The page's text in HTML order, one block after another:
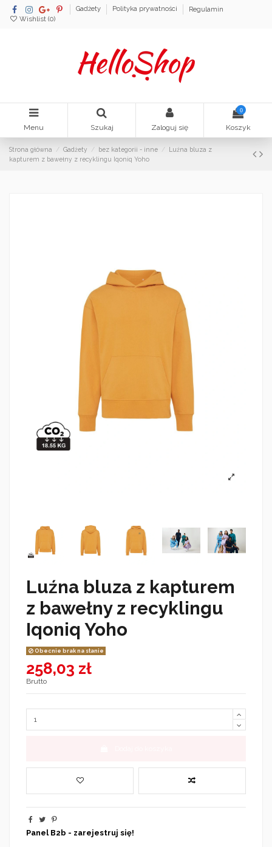
Gadżety Polityka prywatności
Regulamin
Wishlist (0)
Menu Szukaj Zaloguj się
0
Koszyk
Strona główna Gadżety bez kategorii - inne
Luźna bluza z
kapturem z bawełny z recyklingu Iqoniq Yoho
Luźna bluza z kapturem
z bawełny z recyklingu
Iqoniq Yoho
Obecnie brak na stanie
258,03 zł
Brutto
Panel B2b - zarejestruj się!